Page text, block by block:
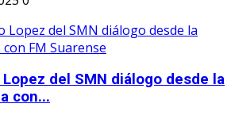
del SMN diálogo desde la
con...